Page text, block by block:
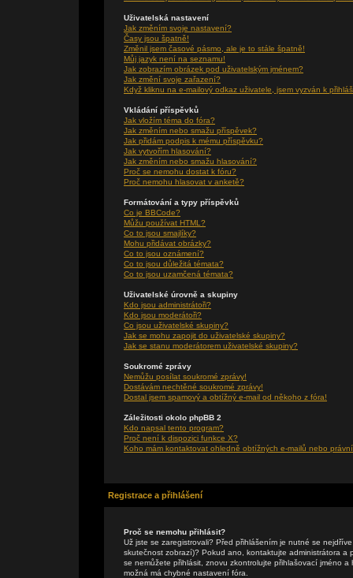
Uživatelská nastavení
Jak změním svoje nastavení?
Časy jsou špatně!
Změnil jsem časové pásmo, ale je to stále špatně!
Můj jazyk není na seznamu!
Jak zobrazím obrázek pod uživatelským jménem?
Jak změní svoje zařazení?
Když kliknu na e-mailový odkaz uživatele, jsem vyzván k
Vkládání příspěvků
Jak vložím téma do fóra?
Jak změním nebo smažu příspěvek?
Jak přidám podpis k mému příspěvku?
Jak vytvořím hlasování?
Jak změním nebo smažu hlasování?
Proč se nemohu dostat k fóru?
Proč nemohu hlasovat v anketě?
Formátování a typy příspěvků
Co je BBCode?
Můžu používat HTML?
Co to jsou smajlíky?
Mohu přidávat obrázky?
Co to jsou oznámení?
Co to jsou důležitá témata?
Co to jsou uzamčená témata?
Uživatelské úrovně a skupiny
Kdo jsou administrátoři?
Kdo jsou moderátoři?
Co jsou uživatelské skupiny?
Jak se mohu zapojit do uživatelské skupiny?
Jak se stanu moderátorem uživatelské skupiny?
Soukromé zprávy
Nemůžu posílat soukromé zprávy!
Dostávám nechtěné soukromé zprávy!
Dostal jsem spamový a obtížný e-mail od někoho z fóra!
Záležitosti okolo phpBB 2
Kdo napsal tento program?
Proč není k dispozici funkce X?
Koho mám kontaktovat ohledně obtížných e-mailů nebo
Registrace a přihlášení
Proč se nemohu přihlásit?
Už jste se zaregistrovali? Před přihlášením je nutné se
skutečnost zobrazí)? Pokud ano, kontaktujte administrátora
se nemůžete přihlásit, znovu zkontrolujte přihlašovací jméno
možná má chybné nastavení fóra.